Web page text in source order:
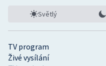
TV program
Živé vysílání
Světlý